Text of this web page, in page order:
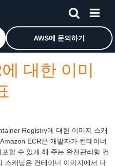
홈 페이지로 돌아가려면 여기를 클
AWS에 문의하기
대한 이미
Registry에 대한 이미지 스캐
ECR은 개발자가 컨테이너
할 수 있게 해 주는 완전관리형 컨
스캐닝은 컨테이너 이미지에서 다